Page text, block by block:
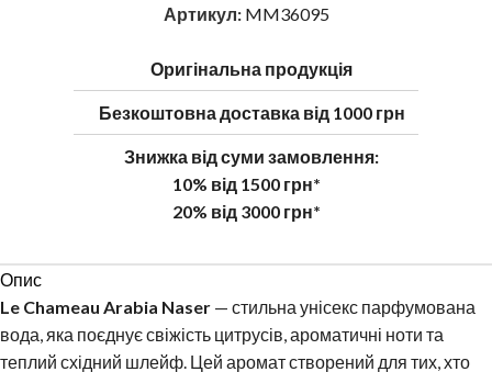
Артикул: MM36095
Оригінальна продукція
Безкоштовна доставка від 1000 грн
Знижка від суми замовлення:
10% від 1500 грн*
20% від 3000 грн*
Опис
Le Chameau Arabia Naser — стильна унісекс парфумована
вода, яка поєднує свіжість цитрусів, ароматичні ноти та
теплий східний шлейф. Цей аромат створений для тих, хто